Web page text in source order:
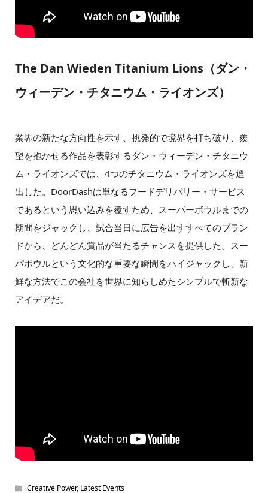
The Dan Wieden Titanium Lions（ダン・
ウィーデン・チタニウム・ライオンズ）
業界の新たな方向性を示す、挑発的で境界を打ち破り、羨
望を抱かせる作品を表彰するダン・ウィーデン・チタニウ
ム・ライオンズでは、4つのチタニウム・ライオンズを選
出した。DoorDashは単なるフードデリバリー・サービス
であるという思い込みを覆すため、スーパーボウルまでの
期間をジャックし、試合当日に広告を出すすべてのブラン
ドから、どんどん賞品が当たるチャンスを提供した。スー
パボウルという文化的な重要な瞬間をハイジャックし、新
鮮な方法でこの会社を世界に知らしめたシンプルで斬新な
アイデアだ。
Creative Power, Latest Events